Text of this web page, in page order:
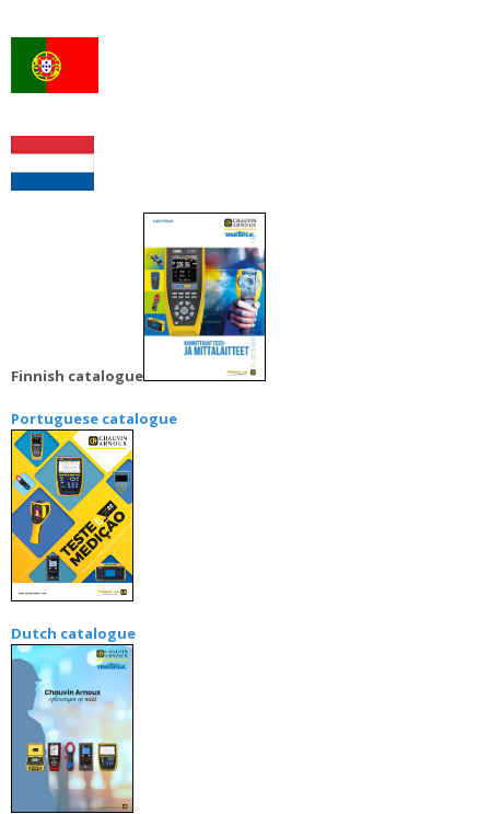
Finnish catalogue
Portuguese catalogue
Dutch catalogue